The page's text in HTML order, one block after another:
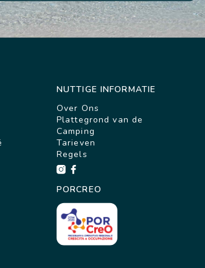
NUTTIGE INFORMATIE
Over Ons
Plattegrond van de
Camping
Tarieven
Regels
PORCREO